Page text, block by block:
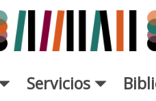
Servicios